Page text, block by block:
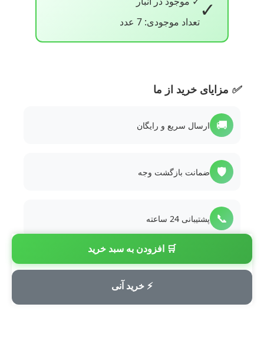
✓تعداد موجودی: 7 عدد
🛒 افزودن به سبد خرید
⚡ خرید آنی
✅ مزایای خرید از ما
🚚 ارسال سریع و رایگان
🛡️ ضمانت بازگشت وجه
📞 پشتیبانی 24 ساعته
💳 پرداخت امن